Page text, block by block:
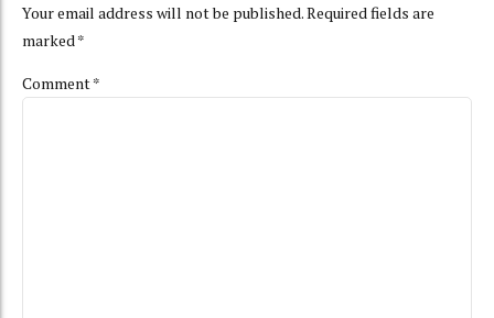
Your email address will not be published. Required fields are
marked *
Comment*